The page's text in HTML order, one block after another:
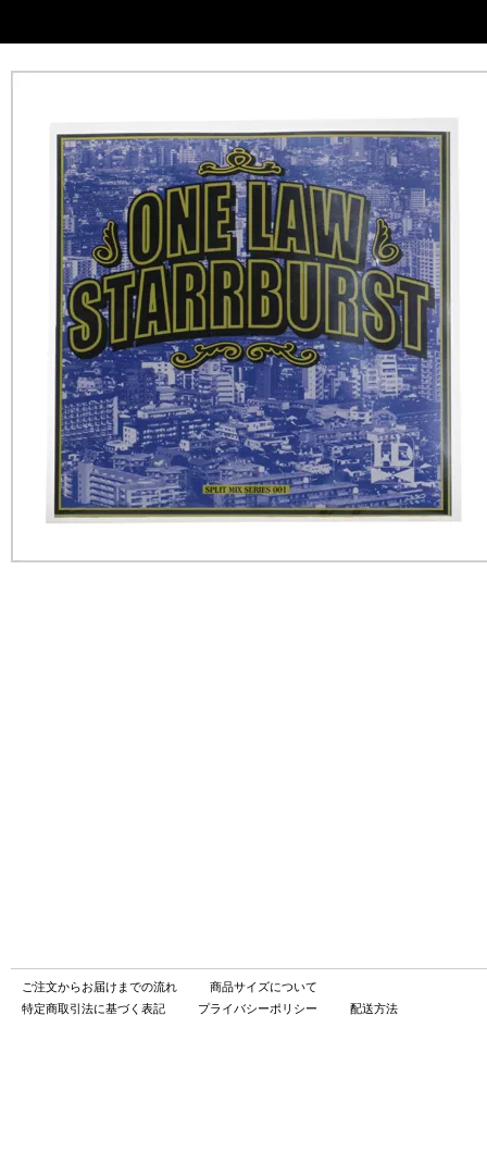
ご注文からお届けまでの流れ
商品サイズについて
特定商取引法に基づく表記
プライバシーポリシー 配送方法